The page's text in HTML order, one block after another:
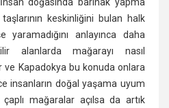
keskinliğini bulan halk
anlayınca daha
alanlarda mağarayı nasıl
ve Kapadokya bu konuda onlara
insanların doğal yaşama uyum
mağaralar açılsa da artık